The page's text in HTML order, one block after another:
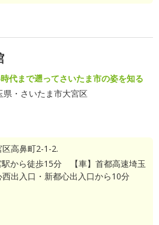
代まで遡ってさいたま市の姿を知る
県・さいたま市大宮区
高鼻町2-1-2.
駅から徒歩15分 【車】首都高速埼玉
出入口・新都心出入口から10分